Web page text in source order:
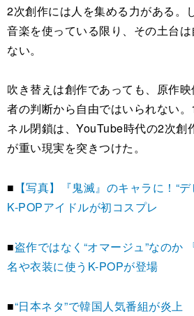
2次創作には人を集める力がある。
音楽を使っている限り、その土台
ない。
吹き替えは創作であっても、原作
者の判断から自由ではいられない
ネル閉鎖は、YouTube時代の2次創
が重い現実を突きつけた。
■ 【写真】『鬼滅』のキャラに！“
K-POPアイドルが初コスプレ
■盗作ではなく“オマージュ”なのか
名や衣装に使うK-POPが登場
■“日本ネタ”で韓国人気番組が炎